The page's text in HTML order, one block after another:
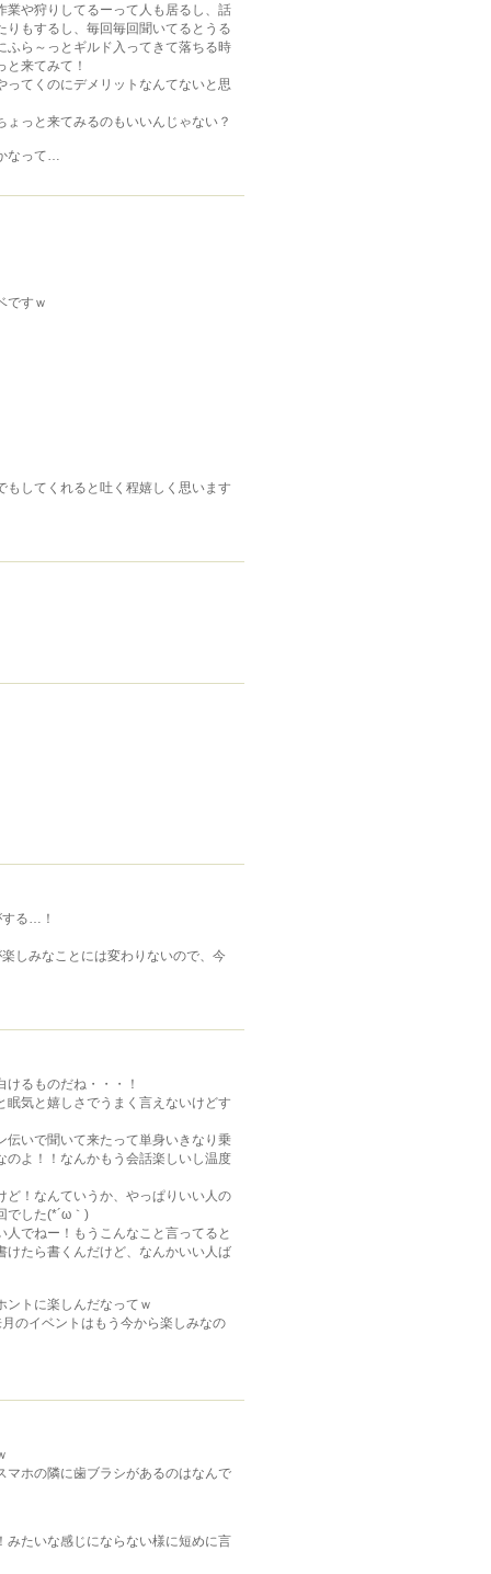
業や狩りしてるーって人も居るし、話
もするし、毎回毎回聞いてるとうる
ふら～っとギルド入ってきて落ちる時
来てみて！
てくのにデメリットなんてないと思
っと来てみるのもいいんじゃない？
なって…
ですｗ
してくれると吐く程嬉しく思います
る…！
しみなことには変わりないので、今
るものだね・・・！
気と嬉しさでうまく言えないけどす
伝いで聞いて来たって単身いきなり乗
のよ！！なんかもう会話楽しいし温度
ど！なんていうか、やっぱりいい人の
でした(*´ω｀)
でねー！もうこんなこと言ってると
たら書くんだけど、なんかいい人ば
ントに楽しんだなってｗ
のイベントはもう今から楽しみなの
ホの隣に歯ブラシがあるのはなんで
たいな感じにならない様に短めに言